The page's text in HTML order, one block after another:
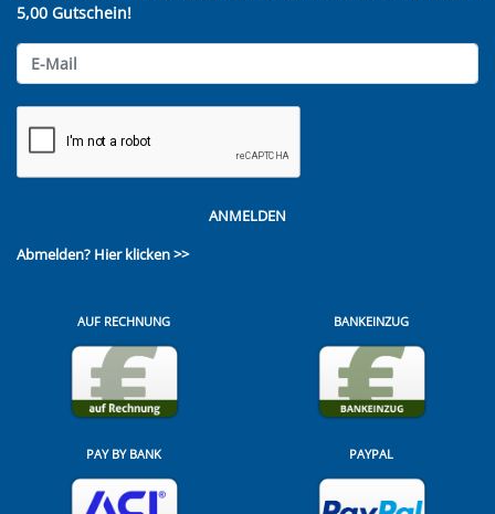
5,00 Gutschein!
ANMELDEN
Abmelden? Hier klicken >>
AUF RECHNUNG BANKEINZUG
PAY BY BANK PAYPAL